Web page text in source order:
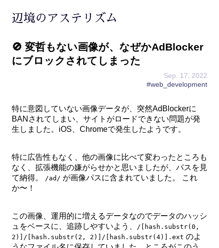
辺境のアステリズム
🚫 変哲もない画像が、なぜかAdBlocker
にブロックされてしまった
Sep. 17, 2022
#web_development
特に意図していない画像データが、突然AdBlockerに
BANされてしまい、サイトがロードできない問題が発
生しました。iOS、Chromeで発生したようです。
特に広告性もなく、他の画像に比べて変わったところも
なく、拡張機能の嫌がらせかと思いましたが、パスを見
て納得。
/ad/ が画像パスに含まれていました。 これ
か〜！
この画像、運用的に増えるデータなのでデータのハッシ
ュをベースに、追跡しやすいよう、
/[hash.substr(0,
2)]/[hash.substr(2, 2)]/[hash.substr(4)].ext のよ